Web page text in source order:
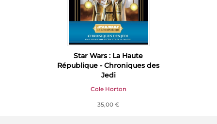
Star Wars : La Haute
République - Chroniques des
Jedi
Cole Horton
35,00 €